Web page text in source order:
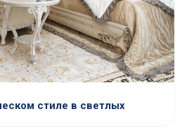
стиле в светлых